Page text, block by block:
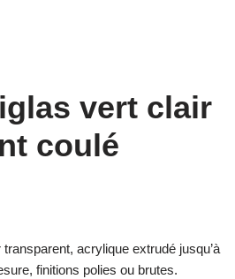
vert clair
coulé
acrylique extrudé jusqu’à
finitions polies ou brutes.